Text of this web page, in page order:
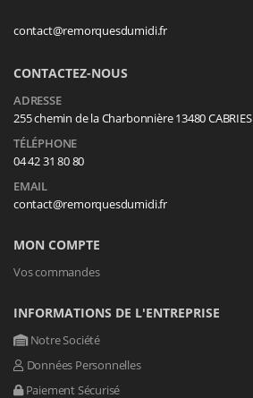
contact@remorquesdumidi.fr
CONTACTEZ-NOUS
ADRESSE
255 chemin de la Charbonnière 13480 CABRIES
TÉLÉPHONE
04 42 31 80 80
EMAIL
contact@remorquesdumidi.fr
MON COMPTE
Vos commandes
INFORMATIONS DE L'ENTREPRISE
Notre Société
Données Personnelles
Paiement Sécurisé